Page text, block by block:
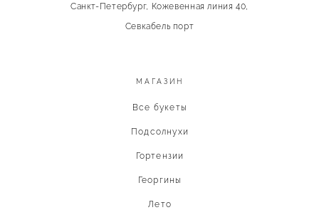
Санкт-Петербург, Кожевенная линия 40,
Севкабель порт
МАГАЗИН
Все букеты
Подсолнухи
Гортензии
Георгины
Лето